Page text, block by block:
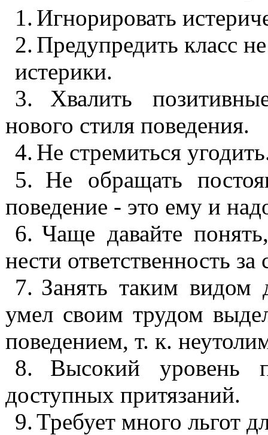
1. Игнорировать
2. Предупредить класс
истерики.
3.
Хвалить
нового стиля поведения.
4. Не стремиться
5. Не обращать
поведение - это ему и
6. Чаще давайте
нести ответственность
7. Занять таким видом
умел своим трудом
поведением, т. к.
8.
Высокий уровень
доступных при­тязаний.
9.Требует много льгот